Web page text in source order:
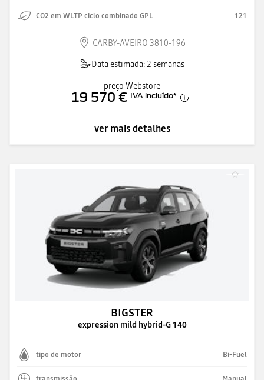
CO2 em WLTP ciclo combinado GPL 121
CARBY-AVEIRO 3810-196
Data estimada: 2 semanas
preço Webstore
19 570 € IVA incluído*
ver mais detalhes
BIGSTER
expression mild hybrid-G 140
tipo de motor Bi-Fuel